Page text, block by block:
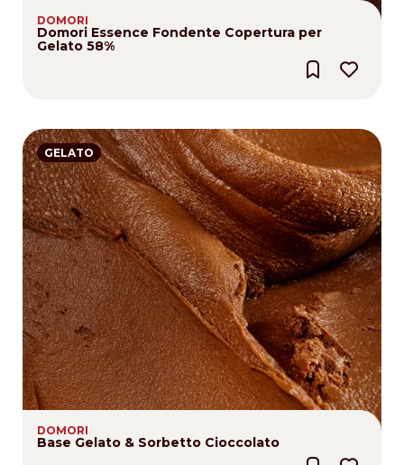
DOMORI
Domori Essence Fondente Copertura per
Gelato 58%
GELATO
DOMORI
Base Gelato & Sorbetto Cioccolato